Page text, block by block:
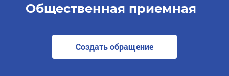
Общественная приемная
Создать обращение